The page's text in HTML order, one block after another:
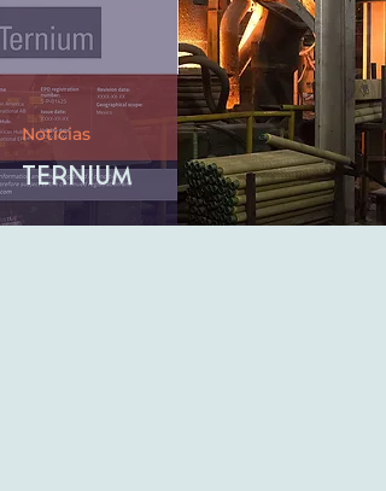
Ternium
Noticias